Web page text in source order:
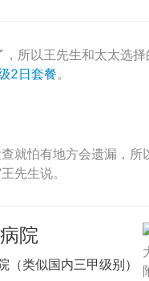
所以王先生和太太选
2日套餐。
就怕有地方会遗漏，所
先生说。
院
类似国内三甲级别）